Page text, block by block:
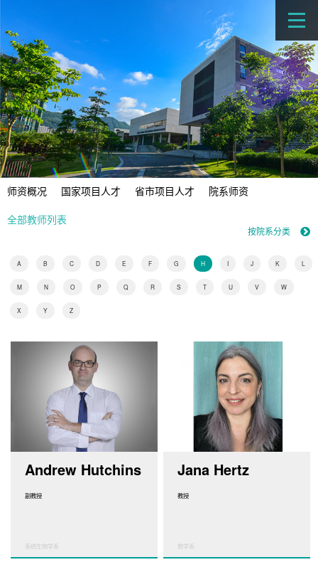
师资概况 国家项目人才 省市项目人才 院系师资
全部教师列表
按院系分类
A B C D E F G H I J K L
M N O P Q R S T U V W
X Y Z
Andrew Hutchins
副教授
系统生物学系
Jana Hertz
教授
数学系